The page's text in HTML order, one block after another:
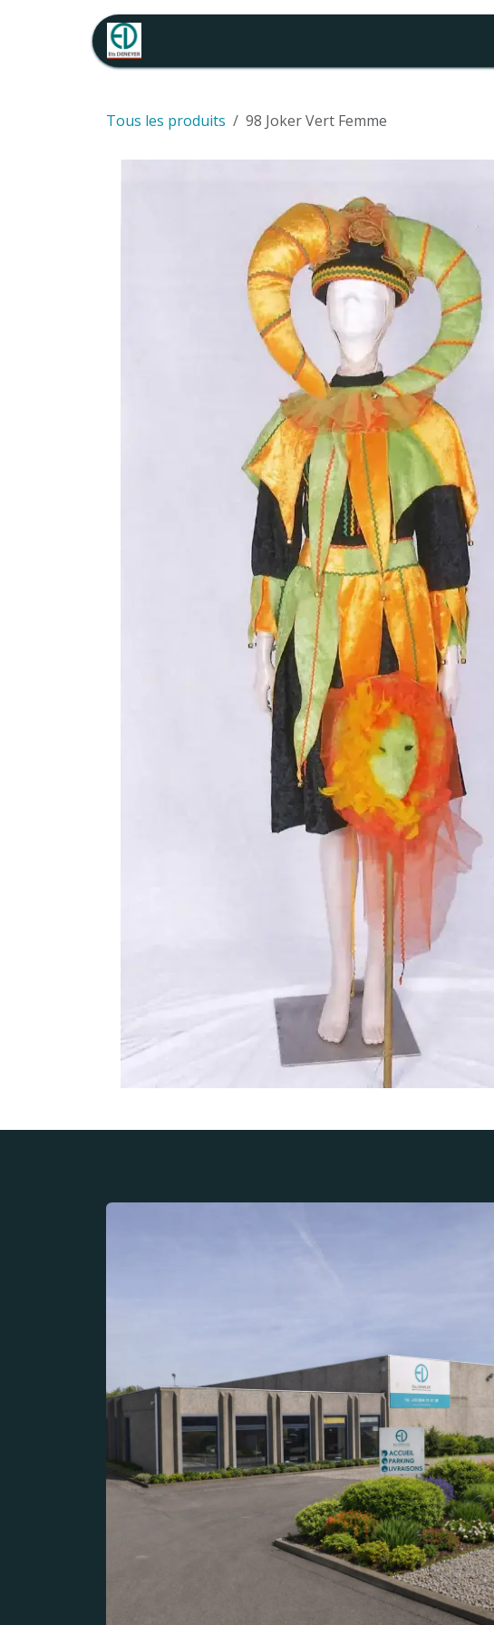
Se rendre au contenu
Tous les produits 98 Joker Vert Femme